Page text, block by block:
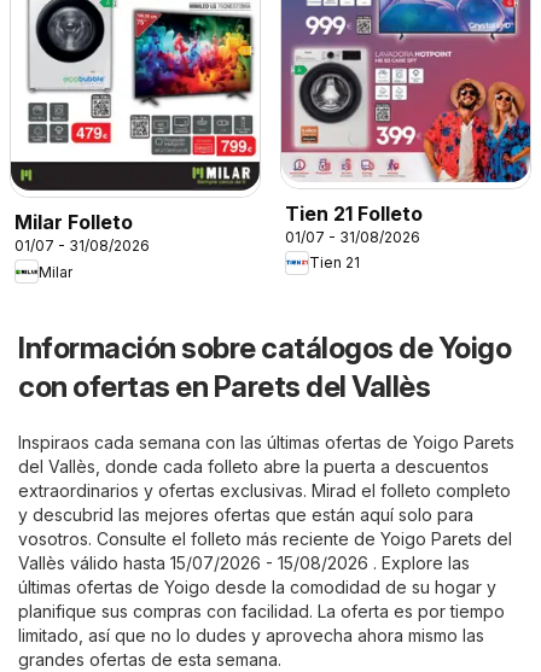
Milar Folleto
01/07 - 31/08/2026
Milar
Tien 21 Folleto
01/07 - 31/08/2026
Tien 21
Información sobre catálogos de Yoigo
con ofertas en Parets del Vallès
Inspiraos cada semana con las últimas ofertas de Yoigo Parets
del Vallès, donde cada folleto abre la puerta a descuentos
extraordinarios y ofertas exclusivas. Mirad el folleto completo
y descubrid las mejores ofertas que están aquí solo para
vosotros. Consulte el folleto más reciente de Yoigo Parets del
Vallès válido hasta 15/07/2026 - 15/08/2026 . Explore las
últimas ofertas de Yoigo desde la comodidad de su hogar y
planifique sus compras con facilidad. La oferta es por tiempo
limitado, así que no lo dudes y aprovecha ahora mismo las
grandes ofertas de esta semana.